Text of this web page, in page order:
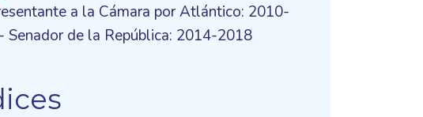
a la Cámara por Atlántico: 2010-
Senador de la República: 2014-2018